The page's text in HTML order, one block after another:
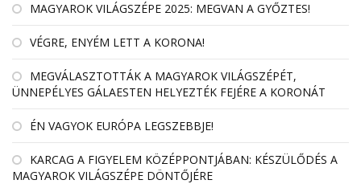
MAGYAROK VILÁGSZÉPE 2025: MEGVAN A GYŐZTES!
VÉGRE, ENYÉM LETT A KORONA!
MEGVÁLASZTOTTÁK A MAGYAROK VILÁGSZÉPÉT,
ÜNNEPÉLYES GÁLAESTEN HELYEZTÉK FEJÉRE A KORONÁT
ÉN VAGYOK EURÓPA LEGSZEBBJE!
KARCAG A FIGYELEM KÖZÉPPONTJÁBAN: KÉSZÜLŐDÉS A
MAGYAROK VILÁGSZÉPE DÖNTŐJÉRE